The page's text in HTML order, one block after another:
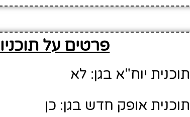
פרטים על
תוכנית יוח"א בגן: לא
תוכנית אופק חדש בגן: כן